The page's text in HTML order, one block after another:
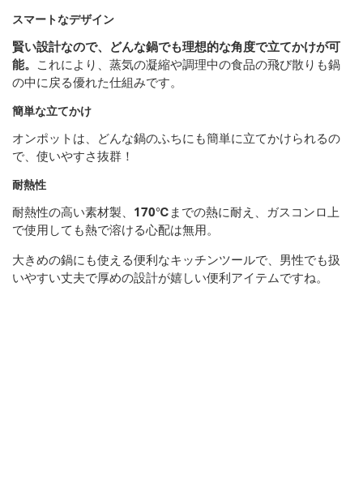
スマートなデザイン
賢い設計なので、どんな鍋でも理想的な角度で立てかけが可
能。 これにより、蒸気の凝縮や調理中の食品の飛び散りも鍋
の中に戻る優れた仕組みです。
簡単な立てかけ
オンポットは、どんな鍋のふちにも簡単に立てかけられるの
で、使いやすさ抜群！
耐熱性
耐熱性の高い素材製、 170℃ までの熱に耐え、ガスコンロ上
で使用しても熱で溶ける心配は無用。
大きめの鍋にも使える便利なキッチンツールで、男性でも扱
いやすい丈夫で厚めの設計が嬉しい便利アイテムですね。